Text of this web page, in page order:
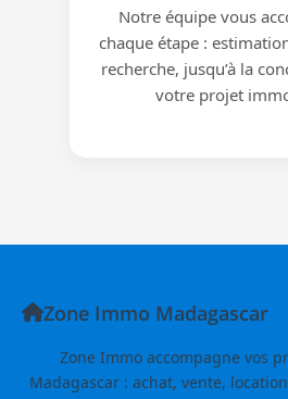
Notre équipe vous
chaque étape :
recherche, jusqu’à la
votre projet
Zone Immo Madagascar
Zone Immo accompagne vos
Madagascar : achat, vente,